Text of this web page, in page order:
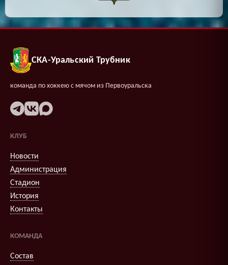
СКА-Уральский Трубник
команда по хоккею с мячом из Первоуральска
КЛУБ
Новости
Администрация
Стадион
История
Контакты
КОМАНДА
Состав